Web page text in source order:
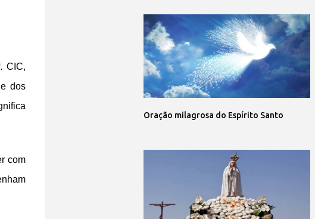
CIC,
dos
com
Oração milagrosa do Espírito Santo